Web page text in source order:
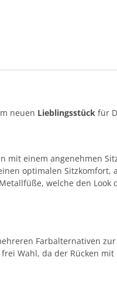
neuen Lieblingsstückfür
mit einem angenehmen
optimalen Sitzkomfort,
welche den
Farbalternativen
Wahl, da der Rücken